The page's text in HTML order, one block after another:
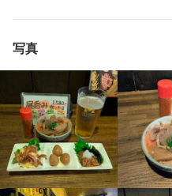
お酒にぴったりのおつまみも
き」や「鶏レバ刺し」は当店の
お一人様からご友人やご家族
める」お店を目指しています。
・お腹が空いたら店長が絶品
・駅近！徒歩2分なので通勤も
・髪型・髪色・服装自由！お
写真
目指しましょう。
スキルや経験は一切問いませ
があれば、大歓迎です。あな
この仕事のおすすめポ
駅チカで通勤ラクラク